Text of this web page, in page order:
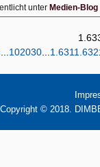
unter Medien-Blog
102030 1.6311.632
Copyright © 2018.